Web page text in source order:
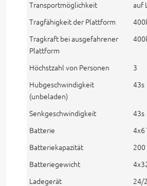
Transportmöglichkeit auf
Tragfähigkeit der Plattform
Tragkraft bei ausgefahrener
Plattform
Höchstzahl von Personen 3
Hubgeschwindigkeit
(unbeladen)
43s
Senkgeschwindigkeit 43s
Batterie 4x6
Batteriekapazität 200
Batteriegewicht
Ladegerät 24/